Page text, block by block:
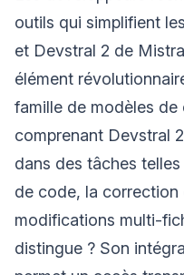
outils qui simplifient
et Devstral 2 de
élément
famille de modèles
comprenant Devstral
dans des tâches
de code, la correction
modifications multi-
distingue ? Son